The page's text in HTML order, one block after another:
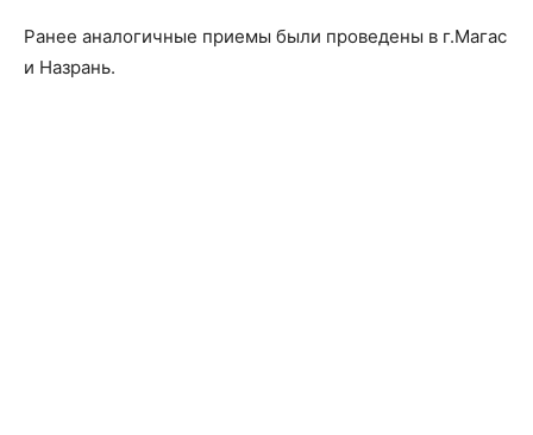
Ранее аналогичные приемы были проведены в г.Магас
и Назрань.